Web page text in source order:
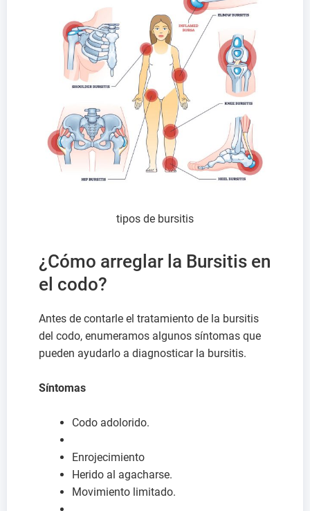
tipos de bursitis
¿Cómo arreglar la Bursitis en
el codo?
Antes de contarle el tratamiento de la bursitis
del codo, enumeramos algunos síntomas que
pueden ayudarlo a diagnosticar la bursitis.
Síntomas
Codo adolorido.
Enrojecimiento
Herido al agacharse.
Movimiento limitado.